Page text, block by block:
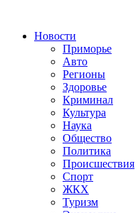
Новости
Приморье
Авто
Регионы
Здоровье
Криминал
Культура
Наука
Общество
Политика
Происшествия
Спорт
ЖКХ
Туризм